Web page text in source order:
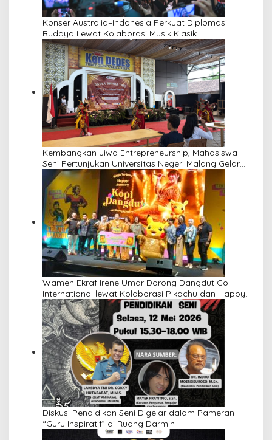
Konser Australia–Indonesia Perkuat Diplomasi
Budaya Lewat Kolaborasi Musik Klasik
Kembangkan Jiwa Entrepreneurship, Mahasiswa
Seni Pertunjukan Universitas Negeri Malang Gelar
“Satya Swara Tari” di Pusat Wisata
Wamen Ekraf Irene Umar Dorong Dangdut Go
International lewat Kolaborasi Pikachu dan Happy
Asmara
Diskusi Pendidikan Seni Digelar dalam Pameran
“Guru Inspiratif” di Ruang Darmin